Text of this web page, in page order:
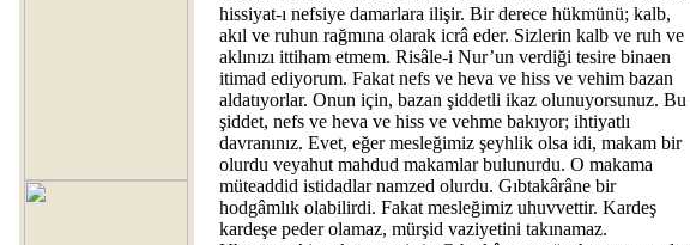
hissiyat-ı nefsiye damarlara ilişir. Bir derece hükmünü; kalb,
akıl ve ruhun rağmına olarak icrâ eder. Sizlerin kalb ve ruh ve
aklınızı ittiham etmem. Risâle-i Nur’un verdiği tesire binaen
itimad ediyorum. Fakat nefs ve heva ve hiss ve vehim bazan
aldatıyorlar. Onun için, bazan şiddetli ikaz olunuyorsunuz. Bu
şiddet, nefs ve heva ve hiss ve vehme bakıyor; ihtiyatlı
davranınız. Evet, eğer mesleğimiz şeyhlik olsa idi, makam bir
olurdu veyahut mahdud makamlar bulunurdu. O makama
müteaddid istidadlar namzed olurdu. Gıbtakârâne bir
hodgâmlık olabilirdi. Fakat mesleğimiz uhuvvettir. Kardeş
kardeşe peder olamaz, mürşid vaziyetini takınamaz.